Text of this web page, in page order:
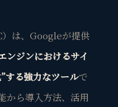
は、Googleが提供
ンジンにおけるサイ
する強力なツールで
から導入方法、活用